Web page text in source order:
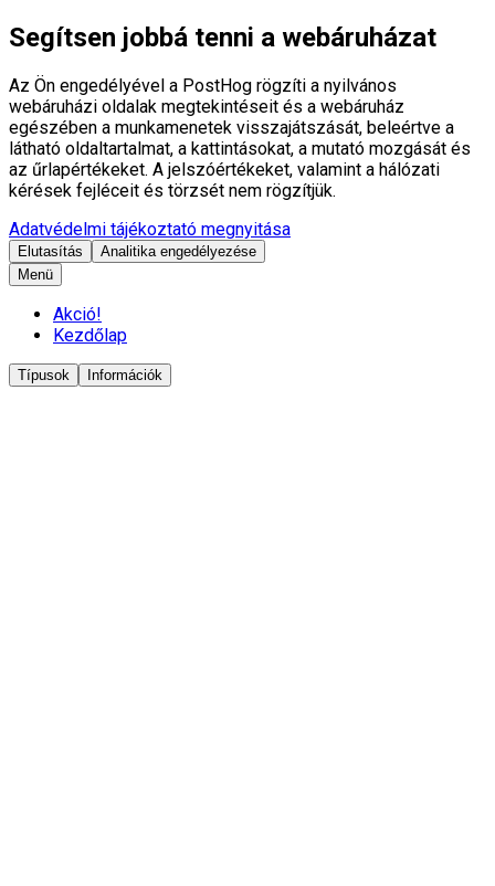
Segítsen jobbá tenni a webáruházat
Az Ön engedélyével a PostHog rögzíti a nyilvános
webáruházi oldalak megtekintéseit és a webáruház
egészében a munkamenetek visszajátszását, beleértve a
látható oldaltartalmat, a kattintásokat, a mutató mozgását és
az űrlapértékeket. A jelszóértékeket, valamint a hálózati
kérések fejléceit és törzsét nem rögzítjük.
Adatvédelmi tájékoztató megnyitása
Elutasítás
Analitika engedélyezése
Menü
Akció!
Kezdőlap
Típusok Információk